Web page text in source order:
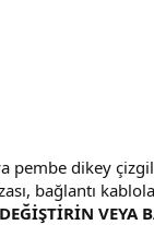
pembe dikey
bağlantı
VEYA